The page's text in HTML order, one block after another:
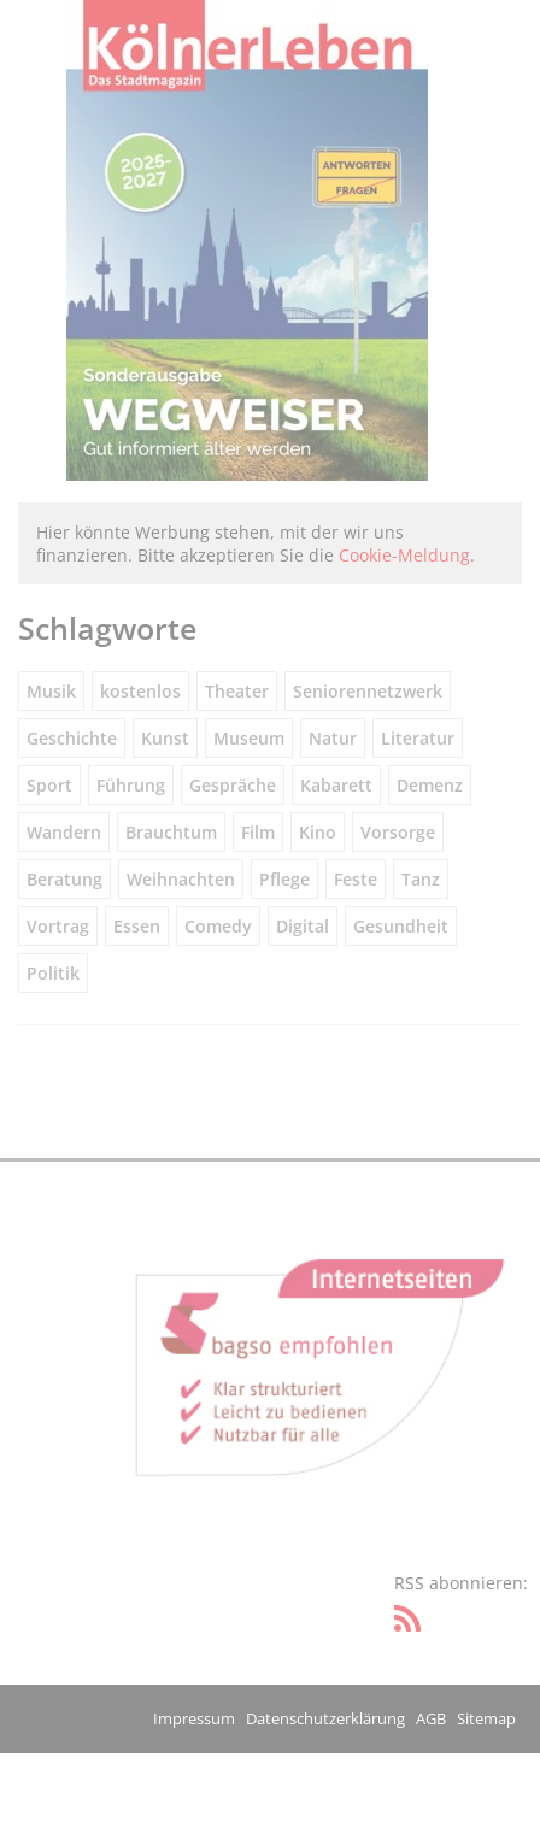
Hier könnte Werbung stehen, mit der wir uns
finanzieren. Bitte akzeptieren Sie die Cookie-Meldung.
Schlagworte
Musik kostenlos Theater Seniorennetzwerk
Geschichte Kunst Museum Natur Literatur
Sport Führung Gespräche Kabarett Demenz
Wandern Brauchtum Film Kino Vorsorge
Beratung Weihnachten Pflege Feste Tanz
Vortrag Essen Comedy Digital Gesundheit
Politik
RSS abonnieren:
Impressum Datenschutzerklärung AGB Sitemap